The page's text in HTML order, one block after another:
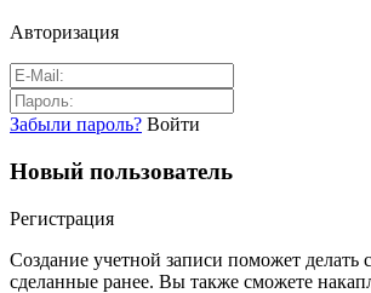
Авторизация
Забыли пароль? Войти
Новый пользователь
Регистрация
Создание учетной записи поможет делать
сделанные ранее. Вы также сможете